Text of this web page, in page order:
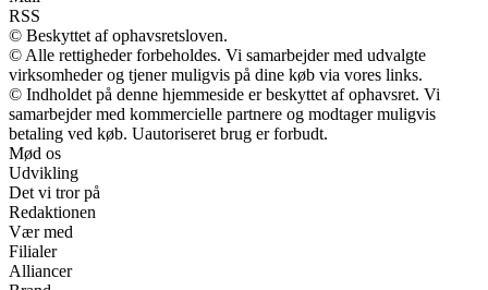
RSS
© Beskyttet af ophavsretsloven.
© Alle rettigheder forbeholdes. Vi samarbejder med udvalgte
virksomheder og tjener muligvis på dine køb via vores links.
© Indholdet på denne hjemmeside er beskyttet af ophavsret. Vi
samarbejder med kommercielle partnere og modtager muligvis
betaling ved køb. Uautoriseret brug er forbudt.
Mød os
Udvikling
Det vi tror på
Redaktionen
Vær med
Filialer
Alliancer